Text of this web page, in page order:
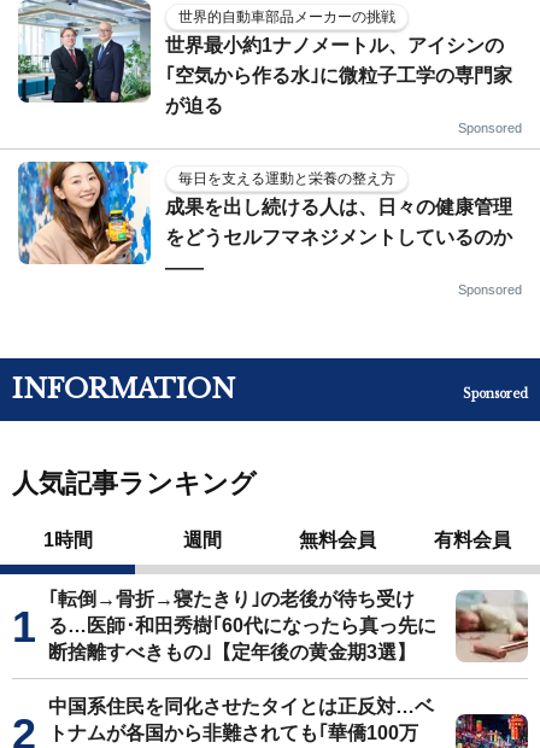
世界的自動車部品メーカーの挑戦
世界最小約1ナノメートル、アイシンの
｢空気から作る水｣に微粒子工学の専門家
が迫る
Sponsored
毎日を支える運動と栄養の整え方
成果を出し続ける人は、日々の健康管理
をどうセルフマネジメントしているのか
——
Sponsored
INFORMATION Sponsored
人気記事ランキング
1時間 週間 無料会員 有料会員
｢転倒→骨折→寝たきり｣の老後が待ち受け
る…医師･和田秀樹｢60代になったら真っ先に
断捨離すべきもの｣【定年後の黄金期3選】
中国系住民を同化させたタイとは正反対…ベ
トナムが各国から非難されても｢華僑100万